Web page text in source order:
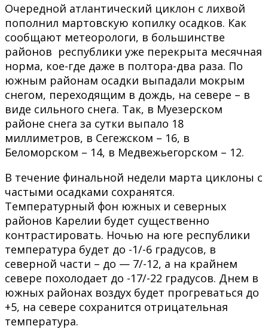
Очередной атлантический циклон с лихвой
пополнил мартовскую копилку осадков. Как
сообщают метеорологи, в большинстве
районов республики уже перекрыта месячная
норма, кое-где даже в полтора-два раза. По
южным районам осадки выпадали мокрым
снегом, переходящим в дождь, на севере – в
виде сильного снега. Так, в Муезерском
районе снега за сутки выпало 18
миллиметров, в Сегежском – 16, в
Беломорском – 14, в Медвежьегорском – 12.
В течение финальной недели марта циклоны с
частыми осадками сохранятся.
Температурный фон южных и северных
районов Карелии будет существенно
контрастировать. Ночью на юге республики
температура будет до -1/-6 градусов, в
северной части – до — 7/-12, а на крайнем
севере похолодает до -17/-22 градусов. Днем в
южных районах воздух будет прогреваться до
+5, на севере сохранится отрицательная
температура.